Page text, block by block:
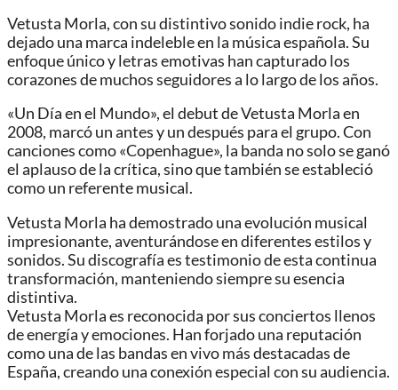
Vetusta Morla, con su distintivo sonido indie rock, ha
dejado una marca indeleble en la música española. Su
enfoque único y letras emotivas han capturado los
corazones de muchos seguidores a lo largo de los años.
«Un Día en el Mundo», el debut de Vetusta Morla en
2008, marcó un antes y un después para el grupo. Con
canciones como «Copenhague», la banda no solo se ganó
el aplauso de la crítica, sino que también se estableció
como un referente musical.
Vetusta Morla ha demostrado una evolución musical
impresionante, aventurándose en diferentes estilos y
sonidos. Su discografía es testimonio de esta continua
transformación, manteniendo siempre su esencia
distintiva.
Vetusta Morla es reconocida por sus conciertos llenos
de energía y emociones. Han forjado una reputación
como una de las bandas en vivo más destacadas de
España, creando una conexión especial con su audiencia.